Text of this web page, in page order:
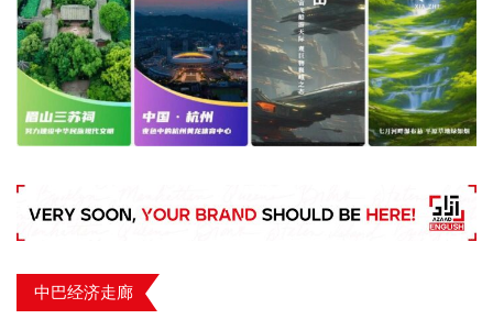
中巴经济走廊